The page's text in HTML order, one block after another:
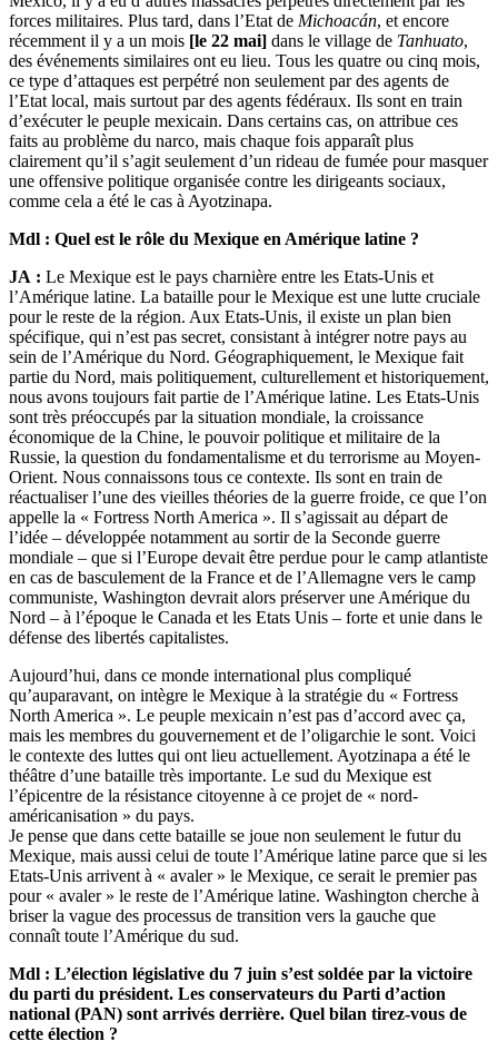
forces militaires. Plus tard, dans l’Etat de Michoacán, et encore
récemment il y a un mois [le 22 mai] dans le village de Tanhuato,
des événements similaires ont eu lieu. Tous les quatre ou cinq mois,
ce type d’attaques est perpétré non seulement par des agents de
l’Etat local, mais surtout par des agents fédéraux. Ils sont en train
d’exécuter le peuple mexicain. Dans certains cas, on attribue ces
faits au problème du narco, mais chaque fois apparaît plus
clairement qu’il s’agit seulement d’un rideau de fumée pour masquer
une offensive politique organisée contre les dirigeants sociaux,
comme cela a été le cas à Ayotzinapa.
Mdl : Quel est le rôle du Mexique en Amérique latine ?
JA : Le Mexique est le pays charnière entre les Etats-Unis et
l’Amérique latine. La bataille pour le Mexique est une lutte cruciale
pour le reste de la région. Aux Etats-Unis, il existe un plan bien
spécifique, qui n’est pas secret, consistant à intégrer notre pays au
sein de l’Amérique du Nord. Géographiquement, le Mexique fait
partie du Nord, mais politiquement, culturellement et historiquement,
nous avons toujours fait partie de l’Amérique latine. Les Etats-Unis
sont très préoccupés par la situation mondiale, la croissance
économique de la Chine, le pouvoir politique et militaire de la
Russie, la question du fondamentalisme et du terrorisme au Moyen-
Orient. Nous connaissons tous ce contexte. Ils sont en train de
réactualiser l’une des vieilles théories de la guerre froide, ce que l’on
appelle la « Fortress North America ». Il s’agissait au départ de
l’idée – développée notamment au sortir de la Seconde guerre
mondiale – que si l’Europe devait être perdue pour le camp atlantiste
en cas de basculement de la France et de l’Allemagne vers le camp
communiste, Washington devrait alors préserver une Amérique du
Nord – à l’époque le Canada et les Etats Unis – forte et unie dans le
défense des libertés capitalistes.
Aujourd’hui, dans ce monde international plus compliqué
qu’auparavant, on intègre le Mexique à la stratégie du « Fortress
North America ». Le peuple mexicain n’est pas d’accord avec ça,
mais les membres du gouvernement et de l’oligarchie le sont. Voici
le contexte des luttes qui ont lieu actuellement. Ayotzinapa a été le
théâtre d’une bataille très importante. Le sud du Mexique est
l’épicentre de la résistance citoyenne à ce projet de « nord-
américanisation » du pays.
Je pense que dans cette bataille se joue non seulement le futur du
Mexique, mais aussi celui de toute l’Amérique latine parce que si les
Etats-Unis arrivent à « avaler » le Mexique, ce serait le premier pas
pour « avaler » le reste de l’Amérique latine. Washington cherche à
briser la vague des processus de transition vers la gauche que
connaît toute l’Amérique du sud.
Mdl : L’élection législative du 7 juin s’est soldée par la victoire
du parti du président. Les conservateurs du Parti d’action
national (PAN) sont arrivés derrière. Quel bilan tirez-vous de
cette élection ?